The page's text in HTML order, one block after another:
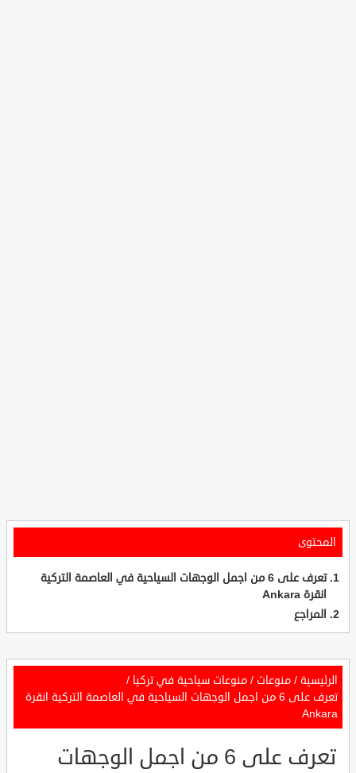
المحتوى
تعرف على 6 من اجمل الوجهات السياحية في العاصمة التركية
انقرة Ankara
المراجع
الرئيسية / منوعات / منوعات سياحية في تركيا /
تعرف على 6 من اجمل الوجهات السياحية في العاصمة التركية انقرة
Ankara
تعرف على 6 من اجمل الوجهات